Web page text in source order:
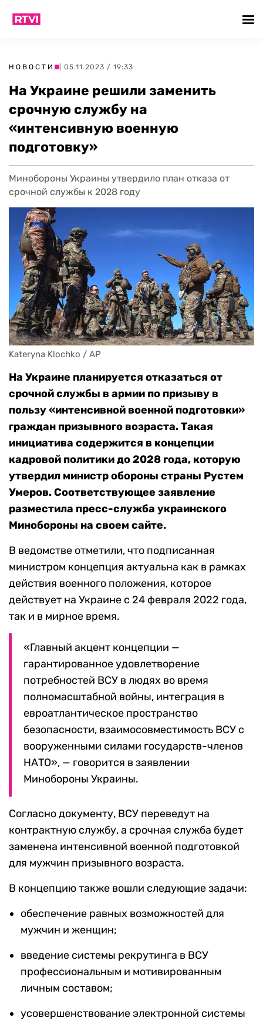
НОВОСТИ | 05.11.2023 / 19:33
На Украине решили заменить
срочную службу на
«интенсивную военную
подготовку»
Минобороны Украины утвердило план отказа от
срочной службы к 2028 году
Kateryna Klochko / AP
На Украине планируется отказаться от
срочной службы в армии по призыву в
пользу «интенсивной военной подготовки»
граждан призывного возраста. Такая
инициатива содержится в концепции
кадровой политики до 2028 года, которую
утвердил министр обороны страны Рустем
Умеров. Соответствующее заявление
разместила пресс-служба украинского
Минобороны на своем сайте.
В ведомстве отметили, что подписанная
министром концепция актуальна как в рамках
действия военного положения, которое
действует на Украине с 24 февраля 2022 года,
так и в мирное время.
«Главный акцент концепции —
гарантированное удовлетворение
потребностей ВСУ в людях во время
полномасштабной войны, интеграция в
евроатлантическое пространство
безопасности, взаимосовместимость ВСУ с
вооруженными силами государств-членов
НАТО», — говорится в заявлении
Минобороны Украины.
Согласно документу, ВСУ переведут на
контрактную службу, а срочная служба будет
заменена интенсивной военной подготовкой
для мужчин призывного возраста.
В концепцию также вошли следующие задачи:
обеспечение равных возможностей для
мужчин и женщин;
введение системы рекрутинга в ВСУ
профессиональным и мотивированным
личным составом;
усовершенствование электронной системы